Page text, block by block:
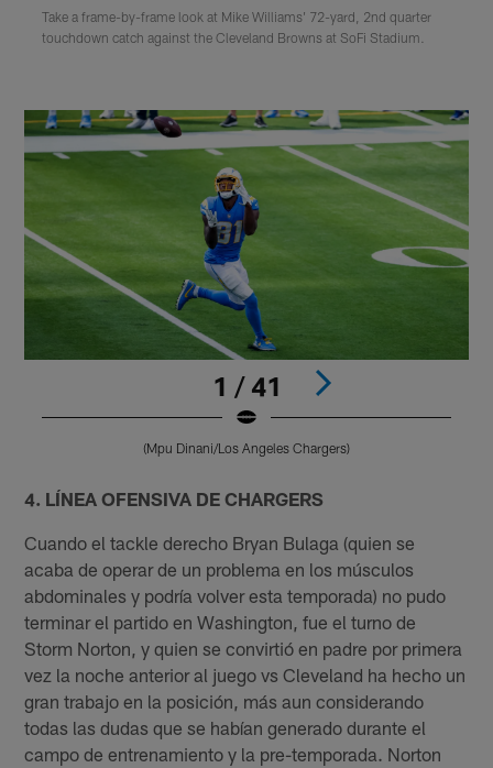
Take a frame-by-frame look at Mike Williams' 72-yard, 2nd quarter
touchdown catch against the Cleveland Browns at SoFi Stadium.
1 / 41
(Mpu Dinani/Los Angeles Chargers)
4. LÍNEA OFENSIVA DE CHARGERS
Cuando el tackle derecho Bryan Bulaga (quien se
acaba de operar de un problema en los músculos
abdominales y podría volver esta temporada) no pudo
terminar el partido en Washington, fue el turno de
Storm Norton, y quien se convirtió en padre por primera
vez la noche anterior al juego vs Cleveland ha hecho un
gran trabajo en la posición, más aun considerando
todas las dudas que se habían generado durante el
campo de entrenamiento y la pre-temporada. Norton